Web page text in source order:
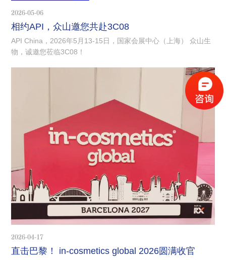
2026-05-06
相约API，众山邀您共赴3C08
API China，2026年5月13-15日，国家会展中心（上海） 众山生
物，诚邀您莅临3C08！
2026-04-17
直击巴黎！ in-cosmetics global 2026圆满收官